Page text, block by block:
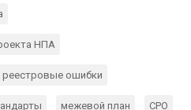
НПА
реестровые ошибки
межевой план СРО